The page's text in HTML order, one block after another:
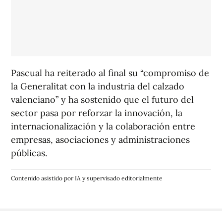
Pascual ha reiterado al final su “compromiso de
la Generalitat con la industria del calzado
valenciano” y ha sostenido que el futuro del
sector pasa por reforzar la innovación, la
internacionalización y la colaboración entre
empresas, asociaciones y administraciones
públicas.
Contenido asistido por IA y supervisado editorialmente